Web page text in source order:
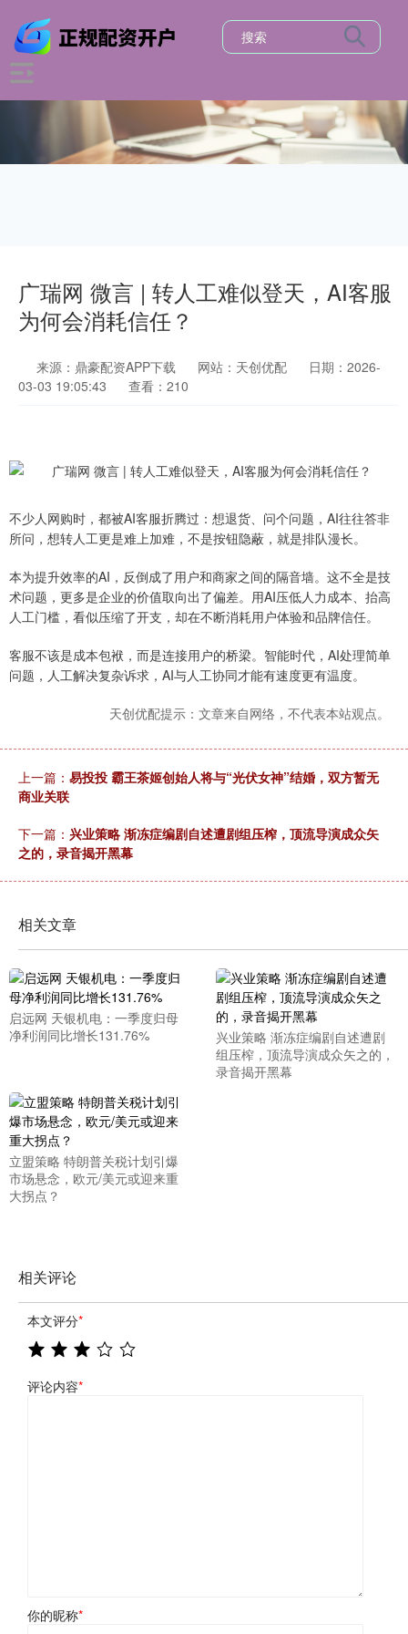
广瑞网 微言 | 转人工难似登天，AI客服
为何会消耗信任？
来源：鼎豪配资APP下载 网站：天创优配
日期：2026-
03-03 19:05:43
查看：210
不少人网购时，都被AI客服折腾过：想退货、问个问题，AI往往答非
所问，想转人工更是难上加难，不是按钮隐蔽，就是排队漫长。
本为提升效率的AI，反倒成了用户和商家之间的隔音墙。这不全是技
术问题，更多是企业的价值取向出了偏差。用AI压低人力成本、抬高
人工门槛，看似压缩了开支，却在不断消耗用户体验和品牌信任。
客服不该是成本包袱，而是连接用户的桥梁。智能时代，AI处理简单
问题，人工解决复杂诉求，AI与人工协同才能有速度更有温度。
天创优配提示：文章来自网络，不代表本站观点。
上一篇： 易投投 霸王茶姬创始人将与“光伏女神”结婚，双方暂无
商业关联
下一篇： 兴业策略 渐冻症编剧自述遭剧组压榨，顶流导演成众矢
之的，录音揭开黑幕
相关文章
启远网 天银机电：一季度归母
净利润同比增长131.76%
兴业策略 渐冻症编剧自述遭剧
组压榨，顶流导演成众矢之的，
录音揭开黑幕
立盟策略 特朗普关税计划引爆
市场悬念，欧元/美元或迎来重
大拐点？
相关评论
本文评分*
评论内容*
你的昵称*